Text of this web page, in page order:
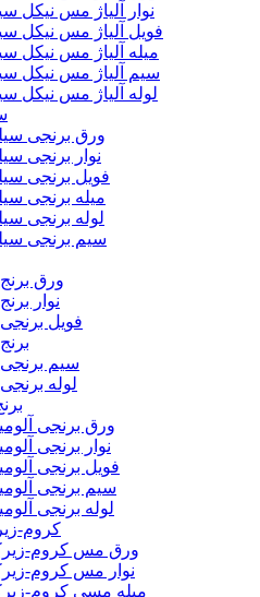
نوار آلیاژ مس نیکل
فویل آلیاژ مس نیکل
میله آلیاژ مس نیکل
سیم آلیاژ مس نیکل
لوله آلیاژ مس نیکل
ورق برنجی
نوار برنجی
فویل برنجی
میله برنجی
لوله برنجی
سیم برنجی
ورق
نوار
فویل برنجی
سیم برنجی
لوله
ورق برنجی
نوار برنجی
فویل برنجی
سیم برنجی
لوله برنجی
کروم-
ورق مس کروم-
نوار مس کروم-
میله مسی کروم-